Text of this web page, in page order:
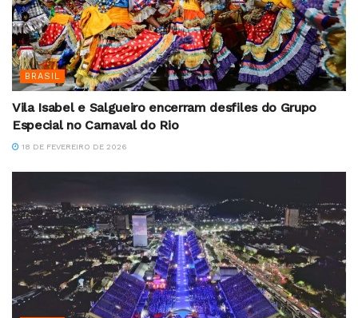
BRASIL
Vila Isabel e Salgueiro encerram desfiles do Grupo
Especial no Carnaval do Rio
18 DE FEVEREIRO DE 2026